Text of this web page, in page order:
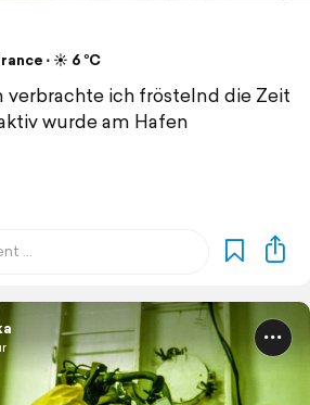
⋅ ☀️ 6 °C
ich fröstelnd die Zeit
wurde am Hafen